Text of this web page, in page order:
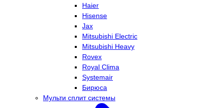
Haier
Hisense
Jax
Mitsubishi Electric
Mitsubishi Heavy
Rovex
Royal Clima
Systemair
Бирюса
Мульти сплит системы